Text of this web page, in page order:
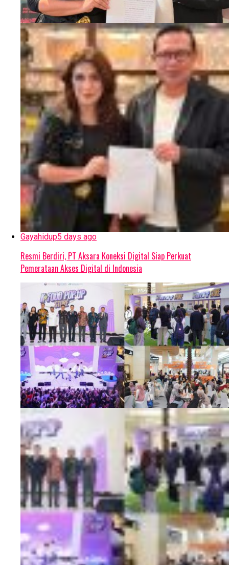
Gayahidup5 days ago
Resmi Berdiri, PT Aksara Koneksi Digital Siap Perkuat
Pemerataan Akses Digital di Indonesia